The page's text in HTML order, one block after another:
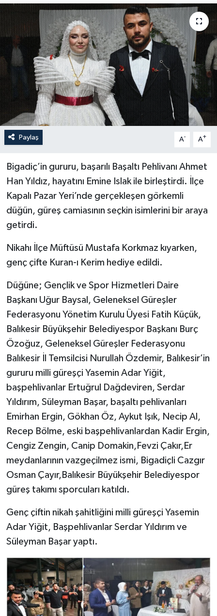
Paylaş A- A+
Bigadiç’in gururu, başarılı Başaltı Pehlivanı Ahmet
Han Yıldız, hayatını Emine Islak ile birleştirdi. İlçe
Kapalı Pazar Yeri’nde gerçekleşen görkemli
düğün, güreş camiasının seçkin isimlerini bir araya
getirdi.
Nikahı İlçe Müftüsü Mustafa Korkmaz kıyarken,
genç çifte Kuran-ı Kerim hediye edildi.
Düğüne; Gençlik ve Spor Hizmetleri Daire
Başkanı Uğur Baysal, Geleneksel Güreşler
Federasyonu Yönetim Kurulu Üyesi Fatih Küçük,
Balıkesir Büyükşehir Belediyespor Başkanı Burç
Özoğuz, Geleneksel Güreşler Federasyonu
Balıkesir İl Temsilcisi Nurullah Özdemir, Balıkesir’in
gururu milli güreşçi Yasemin Adar Yiğit,
başpehlivanlar Ertuğrul Dağdeviren, Serdar
Yıldırım, Süleyman Başar, başaltı pehlivanları
Emirhan Ergin, Gökhan Öz, Aykut Işık, Necip Al,
Recep Bölme, eski başpehlivanlardan Kadir Ergin,
Cengiz Zengin, Canip Domakin,Fevzi Çakır,Er
meydanlarının vazgeçilmez ismi, Bigadiçli Cazgır
Osman Çayır,Balıkesir Büyükşehir Belediyespor
güreş takımı sporcuları katıldı.
Genç çiftin nikah şahitliğini milli güreşçi Yasemin
Adar Yiğit, Başpehlivanlar Serdar Yıldırım ve
Süleyman Başar yaptı.